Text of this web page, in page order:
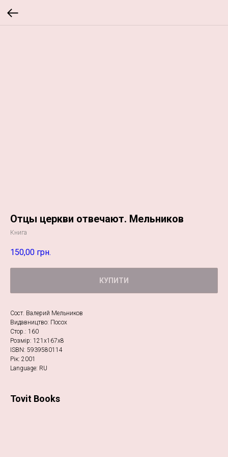
Отцы церкви отвечают. Мельников
Книга
150,00 грн.
КУПИТИ
Сост. Валерий Мельников
Видавництво: Посох
Стор.: 160
Розмір: 121х167х8
ISBN: 5939580114
Рік: 2001
Language: RU
Tovit Books